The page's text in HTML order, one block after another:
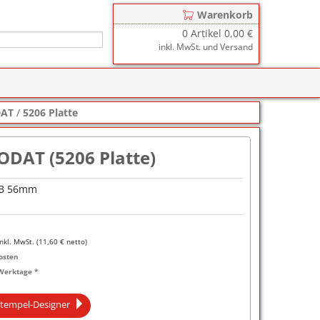
Warenkorb
0Artikel 0,00 €
inkl. MwSt. und Versand
für COLOP Printer
für COLOP Heavy Duty
für TRODAT Printy
für TRODAT Professional
III
Stempelkissen196
Stempelfarbe
191
/5206 Platte
(5206 Platte)
56mm
MwSt. (11,60 € netto)
*
Designer